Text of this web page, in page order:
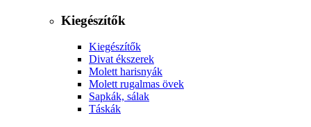
Kiegészítők
Kiegészítők
Divat ékszerek
Molett harisnyák
Molett rugalmas övek
Sapkák, sálak
Táskák